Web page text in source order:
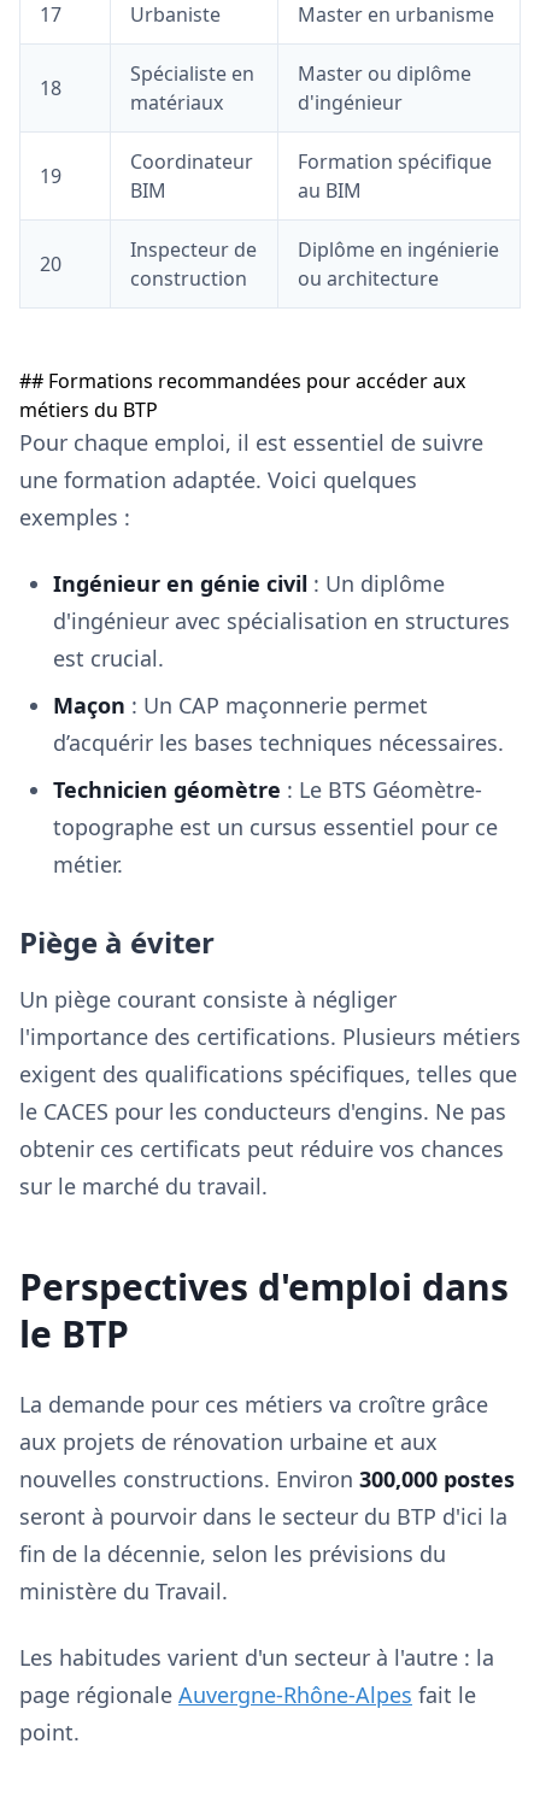
17 Urbaniste Master en urbanisme
18
Spécialiste en
matériaux
Master ou diplôme
d'ingénieur
19
Coordinateur
BIM
Formation spécifique
au BIM
20
Inspecteur de
construction
Diplôme en ingénierie
ou architecture
## Formations recommandées pour accéder aux
métiers du BTP
Pour chaque emploi, il est essentiel de suivre
une formation adaptée. Voici quelques
exemples :
Ingénieur en génie civil : Un diplôme
d'ingénieur avec spécialisation en structures
est crucial.
Maçon : Un CAP maçonnerie permet
d’acquérir les bases techniques nécessaires.
Technicien géomètre : Le BTS Géomètre-
topographe est un cursus essentiel pour ce
métier.
Piège à éviter
Un piège courant consiste à négliger
l'importance des certifications. Plusieurs métiers
exigent des qualifications spécifiques, telles que
le CACES pour les conducteurs d'engins. Ne pas
obtenir ces certificats peut réduire vos chances
sur le marché du travail.
Perspectives d'emploi dans
le BTP
La demande pour ces métiers va croître grâce
aux projets de rénovation urbaine et aux
nouvelles constructions. Environ 300,000 postes
seront à pourvoir dans le secteur du BTP d'ici la
fin de la décennie, selon les prévisions du
ministère du Travail.
Les habitudes varient d'un secteur à l'autre : la
page régionale Auvergne-Rhône-Alpes fait le
point.